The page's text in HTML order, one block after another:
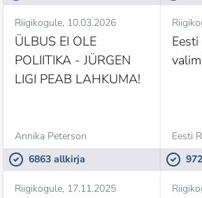
Riigikogule 10.03.2026
ÜLBUS EI OLE
POLIITIKA - JÜRGEN
LIGI PEAB LAHKUMA!
Annika Peterson
6863 allkirja
Riigikogule 17.11.2025